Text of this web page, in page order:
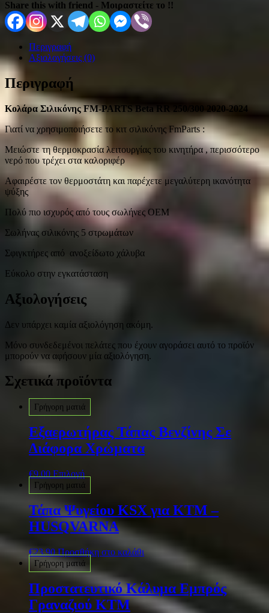
Share this with friend - Μοιραστείτε το !!
Περιγραφή
Αξιολογήσεις (0)
Περιγραφή
Κολάρα Σιλικόνης FM-PARTS Beta RR 250/300 2020-2024
Γιατί να χρησιμοποιήσετε το κιτ σιλικόνης FmParts :
Μειώστε τη θερμοκρασία λειτουργίας του κινητήρα , περισσότερο
νερό που τρέχει στα καλοριφέρ
Αφαιρέστε τον θερμοστάτη και παρέχετε μεγαλύτερη ικανότητα
ψύξης
Πολύ πιο ισχυρός από τους σωλήνες OEM
Σωλήνας σιλικόνης 5 στρωμάτων
Σφιγκτήρες από ανοξείδωτο χάλυβα
Εύκολο στην εγκατάσταση
Αξιολογήσεις
Δεν υπάρχει καμία αξιολόγηση ακόμη.
Μόνο συνδεδεμένοι πελάτες που έχουν αγοράσει αυτό το προϊόν
μπορούν να αφήσουν μία αξιολόγηση.
Σχετικά προϊόντα
Γρήγορη ματιά
Εξαερωτήρας Τάπας Βενζίνης Σε
Διάφορα Χρώματα
€9.00 Επιλογή
Γρήγορη ματιά
Τάπα Ψυγείου KSX για KTM –
HUSQVARNA
€23.90 Προσθήκη στο καλάθι
Γρήγορη ματιά
Προστατευτικό Κάλυμα Εμπρός
Γραναζιού KTM